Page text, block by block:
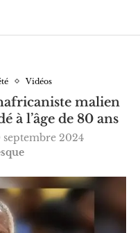
Vidéos
malien
à l’âge de 80 ans
septembre 2024